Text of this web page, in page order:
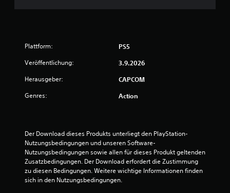
Plattform: PS5
Veröffentlichung: 3.9.2026
Herausgeber: CAPCOM
Genres: Action
Der Download dieses Produkts unterliegt den PlayStation-
Nutzungsbedingungen und unseren Software-
Nutzungsbedingungen sowie allen für dieses Produkt geltenden
Zusatzbedingungen. Der Download erfordert die Zustimmung
zu diesen Bedingungen. Weitere wichtige Informationen finden
sich in den Nutzungsbedingungen.